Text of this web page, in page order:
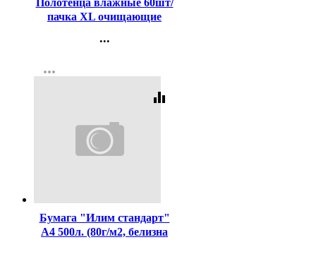
пачка XL очищающие
...
Регистрация
more_horiz
equalizer
Бумага "Илим стандарт"
А4 500л. (80г/м2, белизна